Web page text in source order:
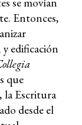
Entonces,
edificación
que
la Escritura
desde el